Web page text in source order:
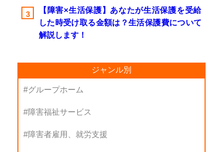
【障害×生活保護】あなたが生活保護を受給
した時受け取る金額は？生活保護費について
解説します！
ジャンル別
グループホーム
障害福祉サービス
障害者雇用、就労支援